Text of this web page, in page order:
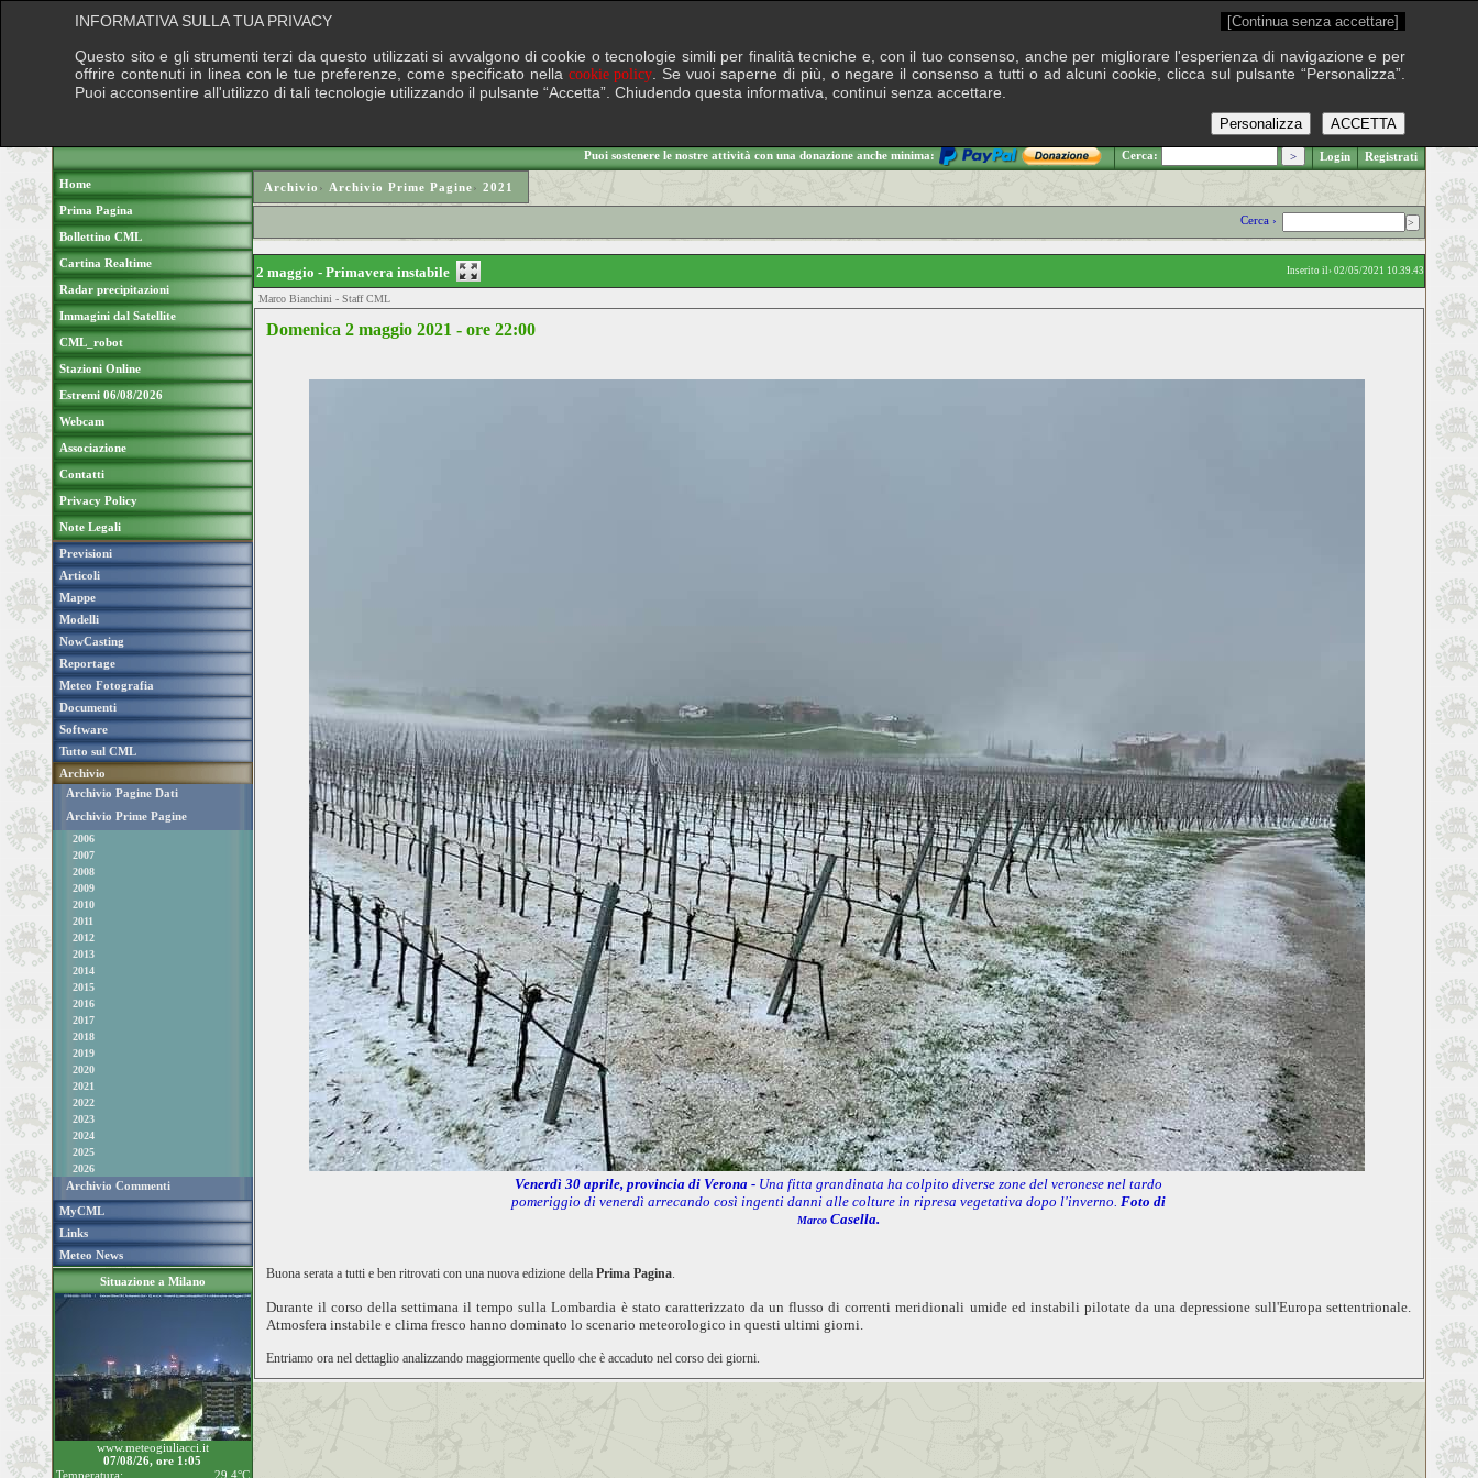
.: Venerdì 7 agosto 2026
Puoi sostenere le nostre attività con una donazione anche minima: Cerca: Login Registrati
Home
Prima Pagina
Bollettino CML
Cartina Realtime
Radar precipitazioni
Immagini dal Satellite
CML_robot
Stazioni Online
Estremi 06/08/2026
Webcam
Associazione
Contatti
Privacy Policy
Note Legali
Previsioni
Articoli
Mappe
Modelli
NowCasting
Reportage
Meteo Fotografia
Documenti
Software
Tutto sul CML
Archivio
Archivio Pagine Dati
Archivio Prime Pagine
2006
2007
2008
2009
2010
2011
2012
2013
2014
2015
2016
2017
2018
2019
2020
2021
2022
2023
2024
2025
2026
Archivio Commenti
MyCML
Links
Meteo News
Situazione a Milano
www.meteogiuliacci.it
07/08/26, ore 1:05
Temperatura:
29.4°C
Archivio › Archivio Prime Pagine› 2021
Cerca ›
2 maggio - Primavera instabile Inserito il› 02/05/2021 10.39.43
Marco Bianchini - Staff CML
Domenica 2 maggio 2021 - ore 22:00
Venerdì 30 aprile, provincia di Verona - Una fitta grandinata ha colpito diverse zone del veronese nel tardo
pomeriggio di venerdì arrecando così ingenti danni alle colture in ripresa vegetativa dopo l'inverno. Foto di
Marco Casella.
Buona serata a tutti e ben ritrovati con una nuova edizione dellaPrima Pagina.
Durante il corso della settimana il tempo sulla Lombardia è stato caratterizzato da un flusso di correnti meridionali umide ed instabili pilotate da una depressione sull'Europa settentrionale.
Atmosfera instabile e clima fresco hanno dominato lo scenario meteorologico in questi ultimi giorni.
Entriamo ora nel dettaglio analizzando maggiormente quello che è accaduto nel corso dei giorni.
INFORMATIVA SULLA TUA PRIVACY [Continua senza accettare]
Questo sito e gli strumenti terzi da questo utilizzati si avvalgono di cookie o tecnologie simili per finalità tecniche e, con il tuo consenso, anche per migliorare l'esperienza di navigazione e per
offrire contenuti in linea con le tue preferenze, come specificato nella cookie policy . Se vuoi saperne di più, o negare il consenso a tutti o ad alcuni cookie, clicca sul pulsante “Personalizza”.
Puoi acconsentire all'utilizzo di tali tecnologie utilizzando il pulsante “Accetta”. Chiudendo questa informativa, continui senza accettare.
ACCETTA
Personalizza